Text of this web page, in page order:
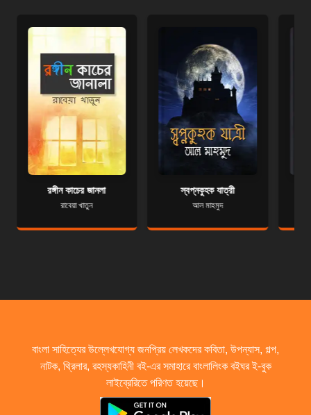
রঙ্গীন কাচের জানলা
রাবেয়া খাতুন
স্বপ্নকুহক যাত্রী
আল মাহমুদ
বাংলা সাহিত্যের উল্লেখযোগ্য জনপ্রিয় লেখকদের কবিতা, উপন্যাস, গল্প,
নাটক, থ্রিলার, রহস্যকাহিনী বই-এর সমাহারে বাংলালিংক বইঘর ই-বুক
লাইব্রেরিতে পরিণত হয়েছে।